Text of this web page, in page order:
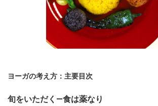
ヨーガの考え方：主要目次
旬をいただく―食は薬なり